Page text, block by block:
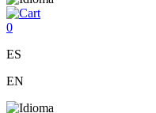
0
ES
EN